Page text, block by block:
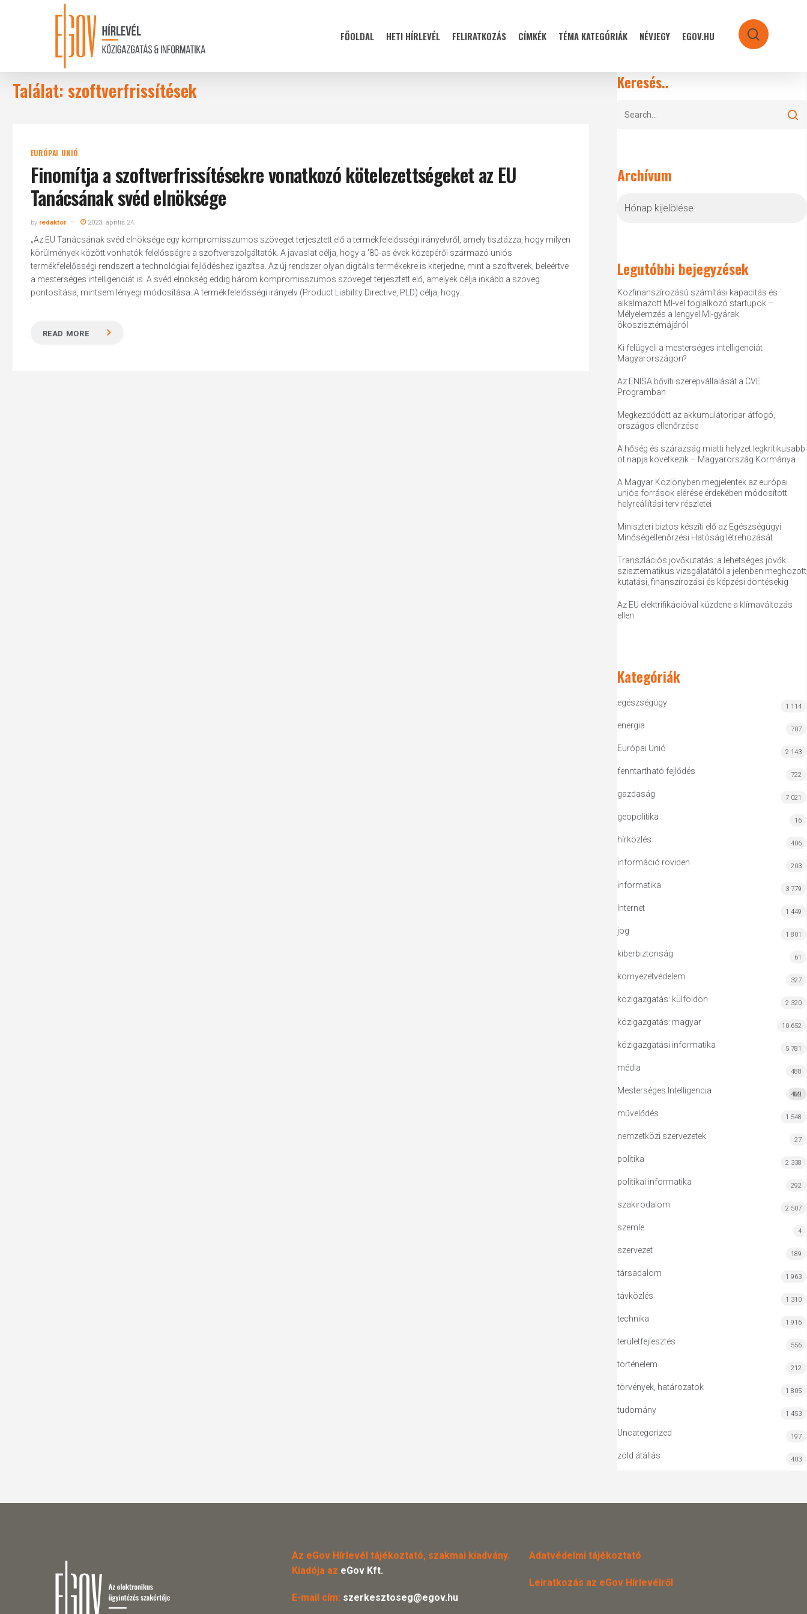
Hit enter to search or ESC to close
FŐOLDAL HETI HÍRLEVÉL FELIRATKOZÁS CÍMKÉK TÉMA KATEGÓRIÁK NÉVJEGY EGOV.HU search
Találat: szoftverfrissítések
EURÓPAI UNIÓ
Finomítja a szoftverfrissítésekre vonatkozó kötelezettségeket az EU
Tanácsának svéd elnöksége
by redaktor 2023. április 24.
„Az EU Tanácsának svéd elnöksége egy kompromisszumos szöveget terjesztett elő a termékfelelősségi irányelvről, amely tisztázza, hogy milyen
körülmények között vonhatók felelősségre a szoftverszolgáltatók. A javaslat célja, hogy a '80-as évek közepéről származó uniós
termékfelelősségi rendszert a technológiai fejlődéshez igazítsa. Az új rendszer olyan digitális termékekre is kiterjedne, mint a szoftverek, beleértve
a mesterséges intelligenciát is. A svéd elnökség eddig három kompromisszumos szöveget terjesztett elő, amelyek célja inkább a szöveg
pontosítása, mintsem lényegi módosítása. A termékfelelősségi irányelv (Product Liability Directive, PLD) célja, hogy...
READ MORE
Keresés..
Archívum
Legutóbbi bejegyzések
Közfinanszírozású számítási kapacitás és
alkalmazott MI-vel foglalkozó startupok –
Mélyelemzés a lengyel MI-gyárak
ökoszisztémájáról
Ki felügyeli a mesterséges intelligenciát
Magyarországon?
Az ENISA bővíti szerepvállalását a CVE
Programban
Megkezdődött az akkumulátoripar átfogó,
országos ellenőrzése
A hőség és szárazság miatti helyzet legkritikusabb
öt napja következik – Magyarország Kormánya
A Magyar Közlönyben megjelentek az európai
uniós források elérése érdekében módosított
helyreállítási terv részletei
Miniszteri biztos készíti elő az Egészségügyi
Minőségellenőrzési Hatóság létrehozását
Transzlációs jövőkutatás: a lehetséges jövők
szisztematikus vizsgálatától a jelenben meghozott
kutatási, finanszírozási és képzési döntésekig
Az EU elektrifikációval küzdene a klímaváltozás
ellen
Kategóriák
egészségügy 1 114
energia 707
Európai Unió 2 143
fenntartható fejlődés 722
gazdaság 7 021
geopolitika 16
hírközlés 406
információ röviden 203
informatika 3 779
Internet 1 449
jog 1 801
kiberbiztonság 61
környezetvédelem 327
közigazgatás: külföldön 2 320
közigazgatás: magyar 10 652
közigazgatási informatika 5 781
média 488
Mesterséges Intelligencia MI
422
művelődés 1 548
nemzetközi szervezetek 27
politika 2 338
politikai informatika 292
szakirodalom 2 507
szemle 4
szervezet 189
társadalom 1 963
távközlés 1 310
technika 1 916
területfejlesztés 556
történelem 212
törvények, határozatok 1 805
tudomány 1 453
Uncategorized 197
zöld átállás 403
Az eGov Hírlevél tájékoztató, szakmai kiadvány.
Kiadója az eGov Kft.
E-mail cím: szerkesztoseg@egov.hu
Adatvédelmi tájékoztató
Leiratkozás az eGov Hírlevélről